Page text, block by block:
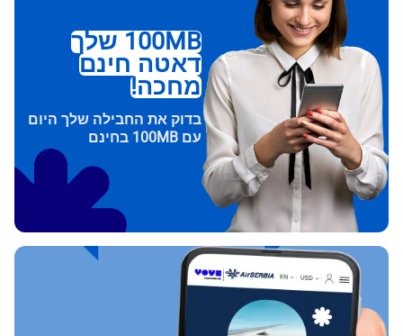
100MB שלך
דאטה חינם
מחכה!
בדוק את החבילה שלך היום
עם 100MB בחינם